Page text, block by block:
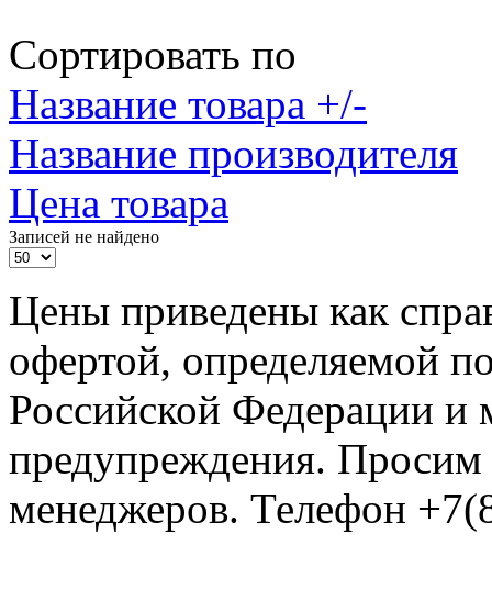
Сортировать по
Название товара +/-
Название производителя
Цена товара
Записей не найдено
Цены приведены как
офертой, определяемой
Российской Федерации и
предупреждения. Просим
менеджеров. Телефон